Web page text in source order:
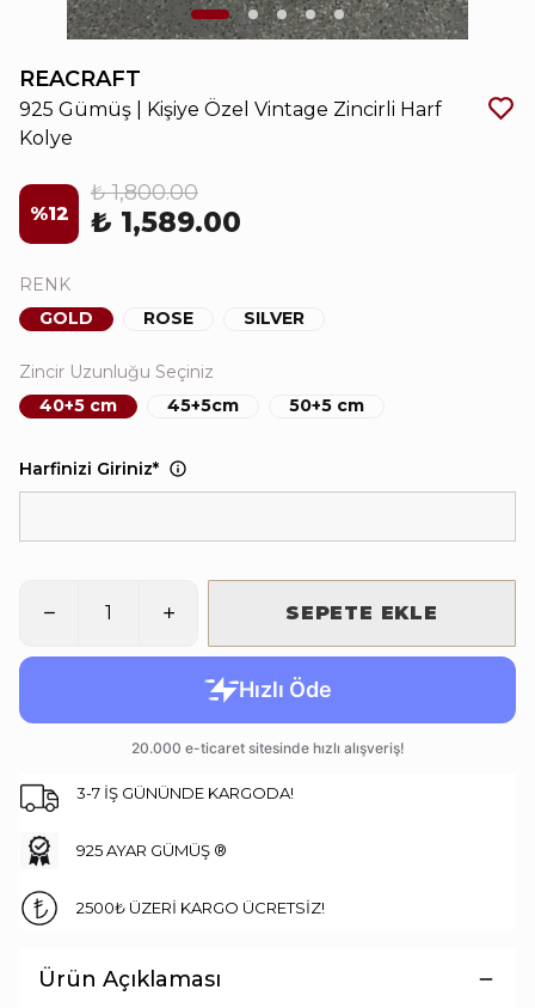
REACRAFT
925 Gümüş | Kişiye Özel Vintage Zincirli Harf
Kolye
%12
₺ 1,800.00
₺ 1,589.00
RENK
GOLD
ROSE SILVER
Zincir Uzunluğu Seçiniz
40+5 cm
45+5cm 50+5 cm
Harfinizi Giriniz*
SEPETE EKLE
3-7 İŞ GÜNÜNDE KARGODA!
925 AYAR GÜMÜŞ ®
2500₺ ÜZERİ KARGO ÜCRETSİZ!
Ürün Açıklaması